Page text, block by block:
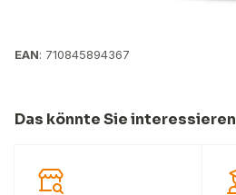
EAN: 710845894367
Das könnte Sie interessieren